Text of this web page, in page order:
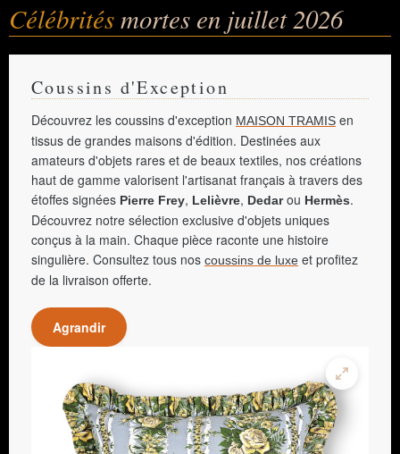
Célébritésmortes en juillet 2026
Coussins d'Exception
Découvrez les coussins d'exception MAISON TRAMIS en
tissus de grandes maisons d'édition. Destinées aux
amateurs d'objets rares et de beaux textiles, nos créations
haut de gamme valorisent l'artisanat français à travers des
étoffes signées Pierre Frey, Lelièvre, Dedarou Hermès.
Découvrez notre sélection exclusive d'objets uniques
conçus à la main. Chaque pièce raconte une histoire
singulière. Consultez tous nos coussins de luxe et profitez
de la livraison offerte.
Agrandir